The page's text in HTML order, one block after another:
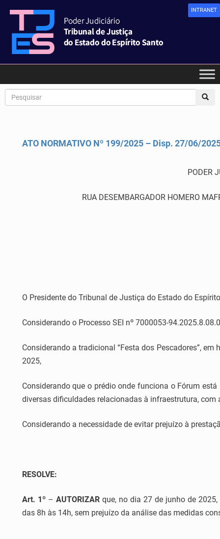
INTRANET
ATO NORMATIVO Nº 199/2025 – Disp. 27/06/
PODER
RUA DESEMBARGADOR HOMERO
O Presidente do Tribunal de Justiça do Estado do
Considerando o Processo SEI nº 7000053-
Considerando a tradicional “Festa dos Pescadores”,
2025,
Considerando que o prédio onde funciona o Fórum
diversas dificuldades relacionadas à infraestrutura, com
Considerando a necessidade de evitar prejuízo à
RESOLVE:
Art. 1º – AUTORIZARque, no dia 27 de junho de
das 8h às 14h, sem prejuízo da análise das medidas